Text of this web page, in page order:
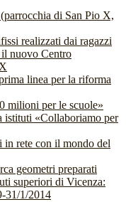
di San Pio X,
realizzati dai ragazzi
nuovo Centro
linea per la riforma
milioni per le scuole»
istituti «Collaboriamo per
rete con il mondo del
geometri preparati
superiori di Vicenza:
31/1/2014